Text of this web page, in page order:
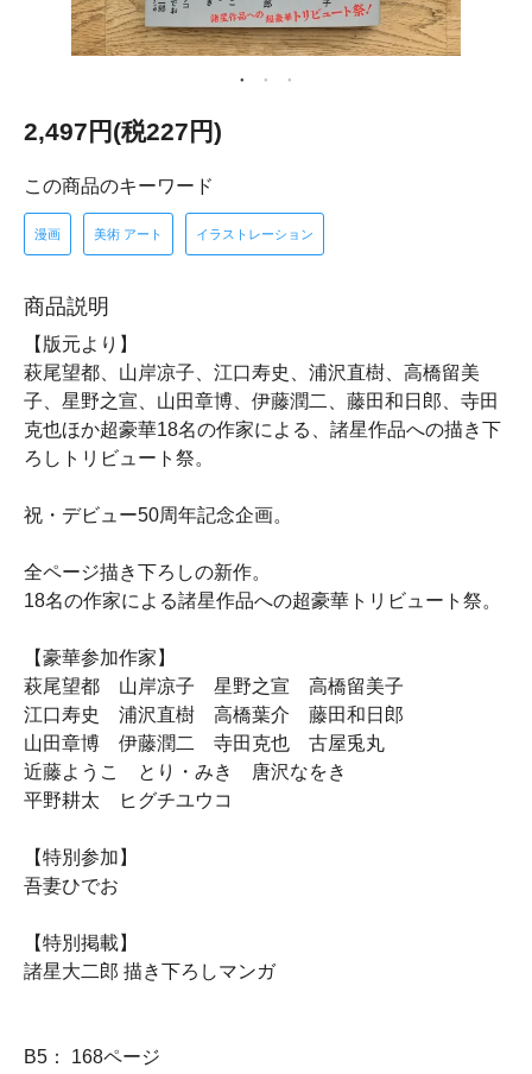
2,497円(税227円)
この商品のキーワード
漫画 美術 アート イラストレーション
商品説明
【版元より】
萩尾望都、山岸凉子、江口寿史、浦沢直樹、高橋留美
子、星野之宣、山田章博、伊藤潤二、藤田和日郎、寺田
克也ほか超豪華18名の作家による、諸星作品への描き下
ろしトリビュート祭。
祝・デビュー50周年記念企画。
全ページ描き下ろしの新作。
18名の作家による諸星作品への超豪華トリビュート祭。
【豪華参加作家】
萩尾望都 山岸凉子 星野之宣 高橋留美子
江口寿史 浦沢直樹 高橋葉介 藤田和日郎
山田章博 伊藤潤二 寺田克也 古屋兎丸
近藤ようこ とり・みき 唐沢なをき
平野耕太 ヒグチユウコ
【特別参加】
吾妻ひでお
【特別掲載】
諸星大二郎 描き下ろしマンガ
B5： 168ページ